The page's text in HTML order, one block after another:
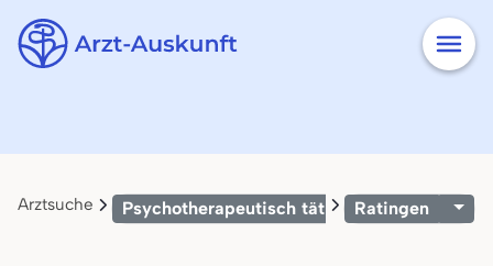
Arztsuche Psychotherapeutisch tätiger Arzt / tätige
Ratingen